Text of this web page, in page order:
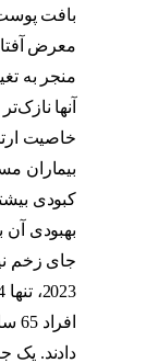
بافت
معرض
منجر به
آنها
خاصیت
بیماران
کبودی
بهبودی
جای زخم
دادند. یک